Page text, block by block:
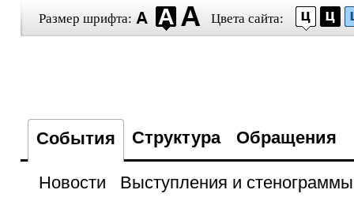
Размер шрифта: Цвета сайта:
События Структура Обращения
Новости
Выступления и стенограммы